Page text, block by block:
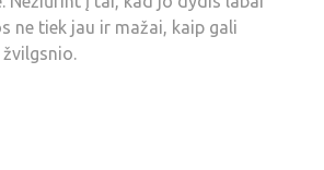
ne tiek jau ir mažai, kaip gali